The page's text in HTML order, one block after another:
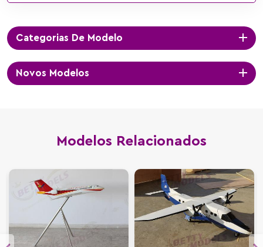
Categorias De Modelo
Novos Modelos
Modelos Relacionados